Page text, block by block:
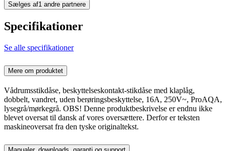
Sælges af1 andre partnere
Specifikationer
Se alle specifikationer
Mere om produktet
Vådrumsstikdåse, beskyttelseskontakt-stikdåse med klaplåg,
dobbelt, vandret, uden berøringsbeskyttelse, 16A, 250V~, ProAQA,
lysegrå/mørkegrå. OBS! Denne produktbeskrivelse er endnu ikke
blevet oversat til dansk af vores oversættere. Derfor er teksten
maskineoversat fra den tyske originaltekst.